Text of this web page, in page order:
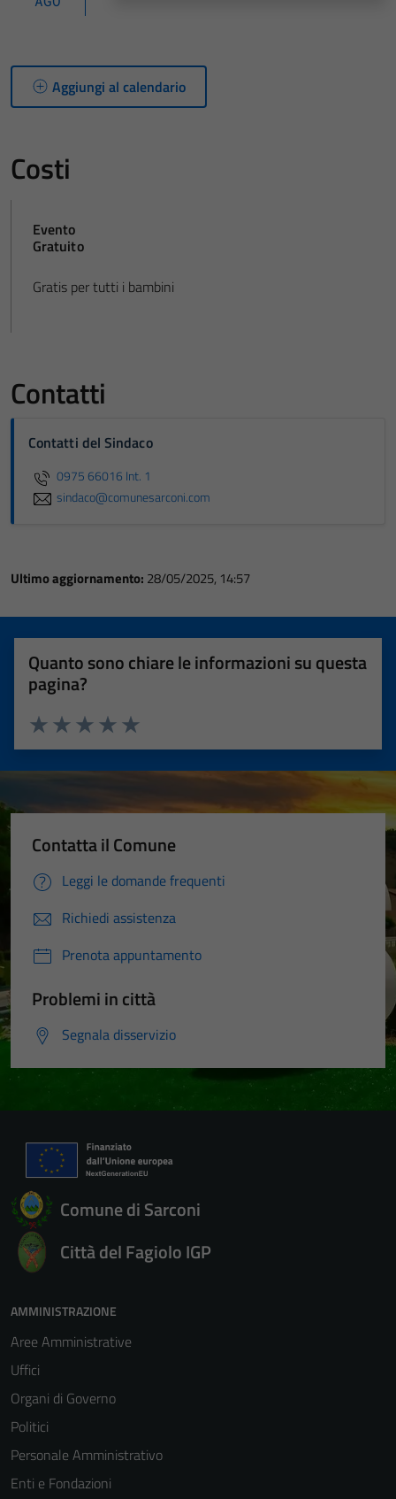
Aggiungi al calendario
Costi
Evento
Gratuito
Gratis per tutti i bambini
Contatti
Contatti del Sindaco
0975 66016 Int. 1
sindaco@comunesarconi.com
Ultimo aggiornamento: 28/05/2025, 14:57
Quanto sono chiare le informazioni su questa
pagina?
Valuta 5 stelle su 5
Valuta 4 stelle su 5
Valuta 3 stelle su 5
Valuta 2 stelle su 5
Valuta 1 stelle su 5
Contatta il Comune
Leggi le domande frequenti
Richiedi assistenza
Prenota appuntamento
Problemi in città
Segnala disservizio
Comune di Sarconi
Città del Fagiolo IGP
AMMINISTRAZIONE
Aree Amministrative
Uffici
Organi di Governo
Politici
Personale Amministrativo
Enti e Fondazioni